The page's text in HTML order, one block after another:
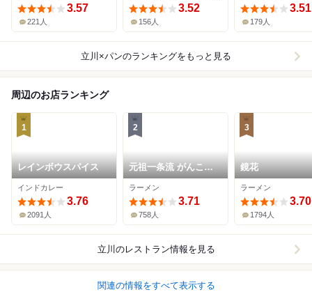
3.57
221人
3.52
156人
3.51
179人
立川×パンのランキングをもっと見る
周辺のお店ランキング
1
レインボウスパイス
インドカレー
3.76
2091人
2
元祖一条流 がんこラ
ーメン 立川たま館分
店
ラーメン
3.71
758人
3
鏡花
ラーメン
3.70
1794人
立川 のレストラン情報を見る
関連の情報をすべて表示する